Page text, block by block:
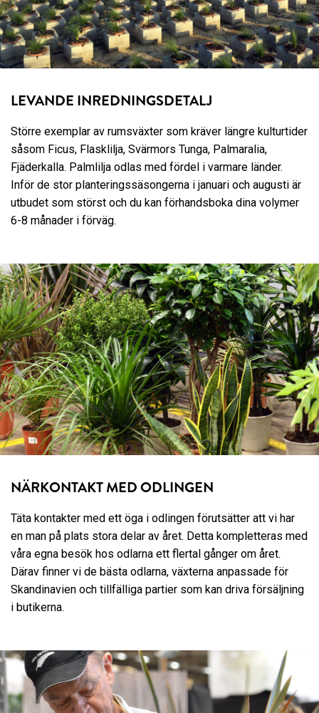
LEVANDE INREDNINGSDETALJ
Större exemplar av rumsväxter som kräver längre kulturtider
såsom Ficus, Flasklilja, Svärmors Tunga, Palmaralia,
Fjäderkalla. Palmlilja odlas med fördel i varmare länder.
Inför de stor planteringssäsongerna i januari och augusti är
utbudet som störst och du kan förhandsboka dina volymer
6-8 månader i förväg.
NÄRKONTAKT MED ODLINGEN
Täta kontakter med ett öga i odlingen förutsätter att vi har
en man på plats stora delar av året. Detta kompletteras med
våra egna besök hos odlarna ett flertal gånger om året.
Därav finner vi de bästa odlarna, växterna anpassade för
Skandinavien och tillfälliga partier som kan driva försäljning
i butikerna.